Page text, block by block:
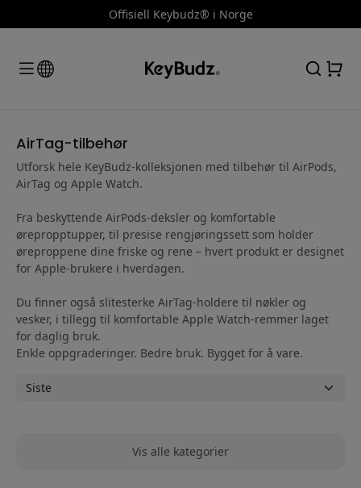
Offisiell Keybudz® i Norge
AirTag-tilbehør
Utforsk hele KeyBudz-kolleksjonen med tilbehør til AirPods,
AirTag og Apple Watch.
Fra beskyttende AirPods-deksler og komfortable
ørepropptupper, til presise rengjøringssett som holder
øreproppene dine friske og rene – hvert produkt er designet
for Apple-brukere i hverdagen.
Du finner også slitesterke AirTag-holdere til nøkler og
vesker, i tillegg til komfortable Apple Watch-remmer laget
for daglig bruk.
Enkle oppgraderinger. Bedre bruk. Bygget for å vare.
Vis alle kategorier